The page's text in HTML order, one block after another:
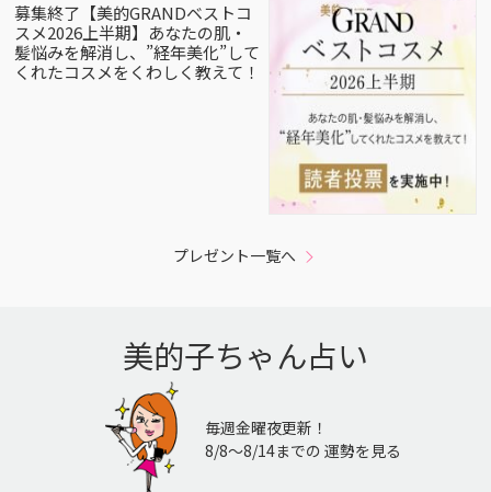
募集終了【美的GRANDベストコ
スメ2026上半期】あなたの肌・
髪悩みを解消し、”経年美化”して
くれたコスメをくわしく教えて！
プレゼント一覧へ
美的子ちゃん占い
毎週金曜夜更新！
8/8〜8/14までの 運勢を見る